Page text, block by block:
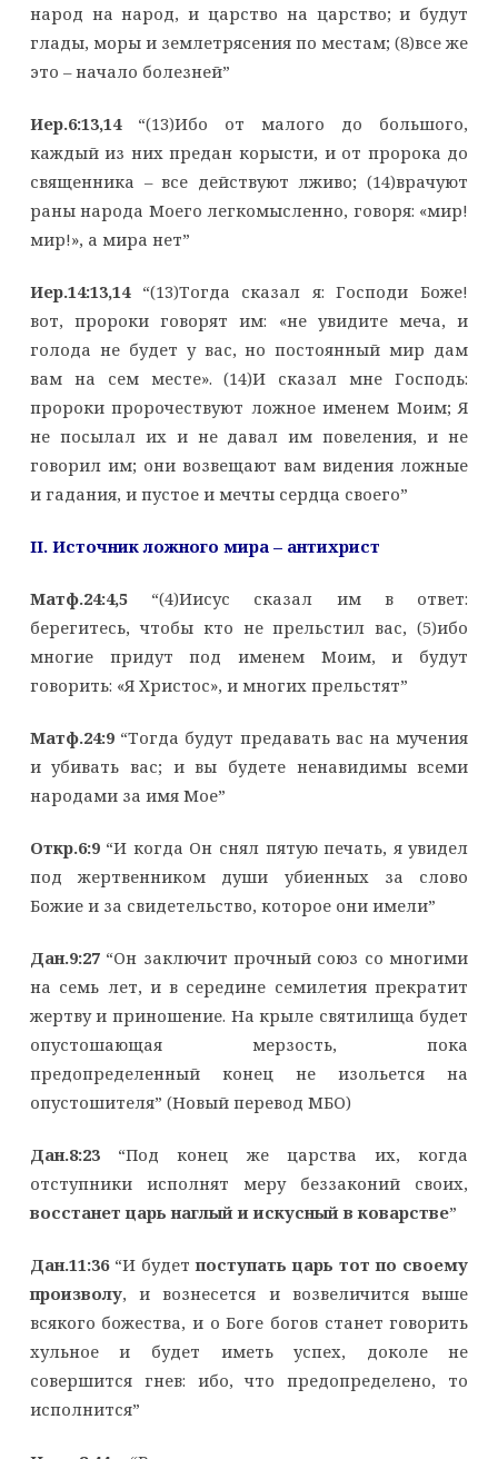
народ на народ, и царство на царство; и будут
глады, моры и землетрясения по местам; (8)все же
это – начало болезней”
Иер.6:13,14“(13)Ибо от малого до большого,
каждый из них предан корысти, и от пророка до
священника – все действуют лживо; (14)врачуют
раны народа Моего легкомысленно, говоря: «мир!
мир!», а мира нет”
Иер.14:13,14“(13)Тогда сказал я: Господи Боже!
вот, пророки говорят им: «не увидите меча, и
голода не будет у вас, но постоянный мир дам
вам на сем месте». (14)И сказал мне Господь:
пророки пророчествуют ложное именем Моим; Я
не посылал их и не давал им повеления, и не
говорил им; они возвещают вам видения ложные
и гадания, и пустое и мечты сердца своего”
II. Источник ложного мира – антихрист
Матф.24:4,5“(4)Иисус сказал им в ответ:
берегитесь, чтобы кто не прельстил вас, (5)ибо
многие придут под именем Моим, и будут
говорить: «Я Христос», и многих прельстят”
Матф.24:9“Тогда будут предавать вас на мучения
и убивать вас; и вы будете ненавидимы всеми
народами за имя Мое”
Откр.6:9“И когда Он снял пятую печать, я увидел
под жертвенником души убиенных за слово
Божие и за свидетельство, которое они имели”
Дан.9:27“Он заключит прочный союз со многими
на семь лет, и в середине семилетия прекратит
жертву и приношение. На крыле святилища будет
опустошающая мерзость, пока
предопределенный конец не изольется на
опустошителя” (Новый перевод МБО)
Дан.8:23“Под конец же царства их, когда
отступники исполнят меру беззаконий своих,
восстанет царь наглый и искусный в коварстве”
Дан.11:36“И будетпоступать царь тот по своему
произволу, и вознесется и возвеличится выше
всякого божества, и о Боге богов станет говорить
хульное и будет иметь успех, доколе не
совершится гнев: ибо, что предопределено, то
исполнится”